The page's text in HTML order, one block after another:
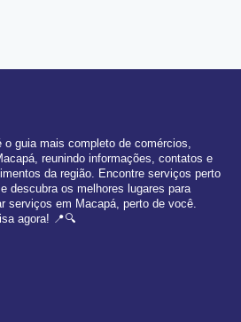
guia mais completo de comércios,
reunindo informações, contatos e
da região. Encontre serviços perto
descubra os melhores lugares para
serviços em Macapá, perto de você.
agora! 📍🔍